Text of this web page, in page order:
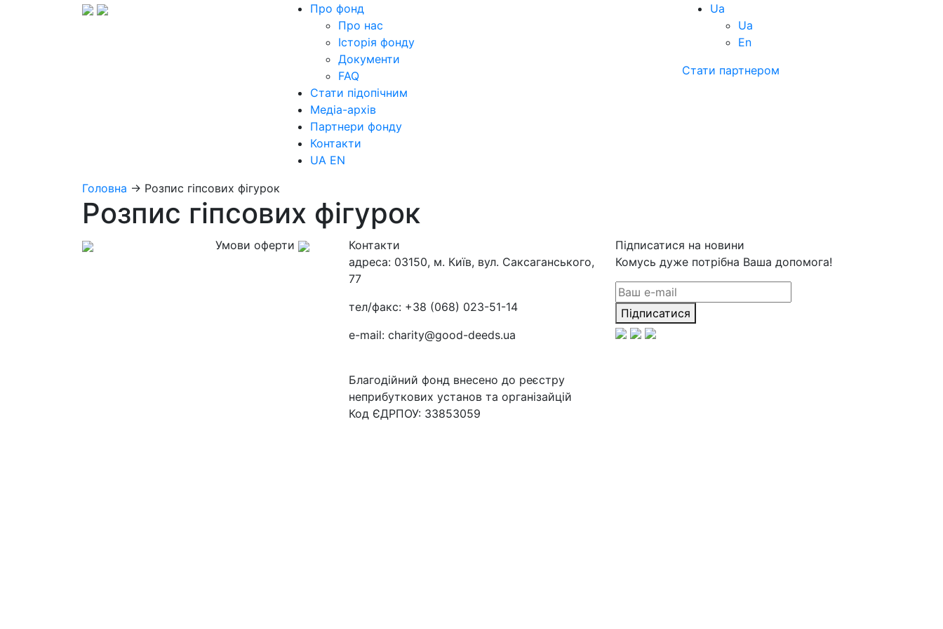
Про фонд
Про нас
Історія фонду
Документи
FAQ
Стати підопічним
Медіа-архів
Партнери фонду
Контакти
UA EN
Ua
Ua
En
Стати партнером
Головна → Розпис гіпсових фігурок
Розпис гіпсових фігурок
Умови оферти
Контакти
адреса: 03150, м. Київ, вул. Саксаганського,
77
тел/факс: +38 (068) 023-51-14
e-mail: charity@good-deeds.ua
Благодійний фонд внесено до реєстру
неприбуткових установ та організайцій
Код ЄДРПОУ: 33853059
Підписатися на новини
Комусь дуже потрібна Ваша допомога!
Підписатися